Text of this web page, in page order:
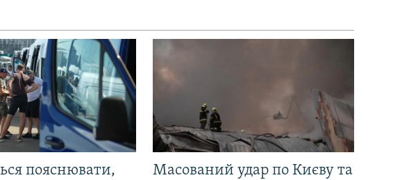
пояснювати,
Масований удар по Києву та